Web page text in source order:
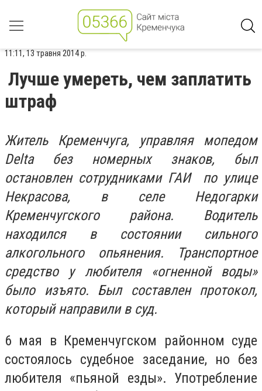
11:11, 13 травня 2014 р.
Лучше умереть, чем заплатить
штраф
Житель Кременчуга, управляя мопедом
Delta без номерных знаков, был
остановлен сотрудниками ГАИ по улице
Некрасова, в селе Недогарки
Кременчугского района. Водитель
находился в состоянии сильного
алкогольного опьянения. Транспортное
средство у любителя «огненной воды»
было изъято. Был составлен протокол,
который направили в суд.
6 мая в Кременчугском районном суде
состоялось судебное заседание, но без
любителя «пьяной езды». Употребление